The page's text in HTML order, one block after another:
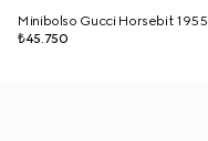
Minibolso Gucci Horsebit 1955
₺45.750